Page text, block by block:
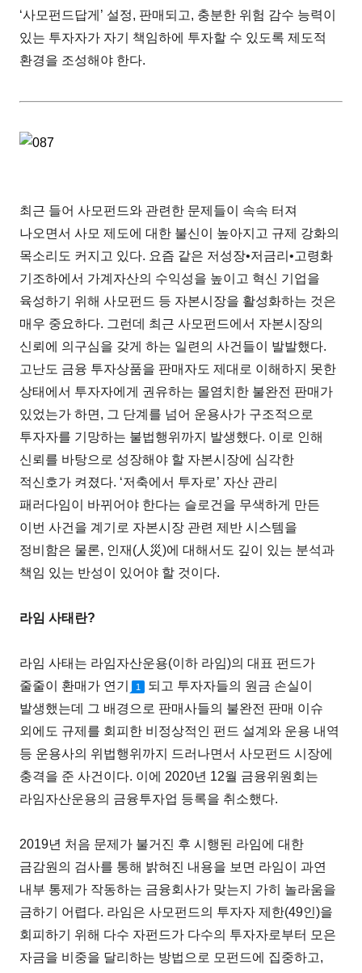
‘사모펀드답게’ 설정, 판매되고, 충분한 위험 감수 능력이
있는 투자자가 자기 책임하에 투자할 수 있도록 제도적
환경을 조성해야 한다.
최근 들어 사모펀드와 관련한 문제들이 속속 터져
나오면서 사모 제도에 대한 불신이 높아지고 규제 강화의
목소리도 커지고 있다. 요즘 같은 저성장•저금리•고령화
기조하에서 가계자산의 수익성을 높이고 혁신 기업을
육성하기 위해 사모펀드 등 자본시장을 활성화하는 것은
매우 중요하다. 그런데 최근 사모펀드에서 자본시장의
신뢰에 의구심을 갖게 하는 일련의 사건들이 발발했다.
고난도 금융 투자상품을 판매자도 제대로 이해하지 못한
상태에서 투자자에게 권유하는 몰염치한 불완전 판매가
있었는가 하면, 그 단계를 넘어 운용사가 구조적으로
투자자를 기망하는 불법행위까지 발생했다. 이로 인해
신뢰를 바탕으로 성장해야 할 자본시장에 심각한
적신호가 켜졌다. ‘저축에서 투자로’ 자산 관리
패러다임이 바뀌어야 한다는 슬로건을 무색하게 만든
이번 사건을 계기로 자본시장 관련 제반 시스템을
정비함은 물론, 인재(人災)에 대해서도 깊이 있는 분석과
책임 있는 반성이 있어야 할 것이다.
라임 사태란?
라임 사태는 라임자산운용(이하 라임)의 대표 펀드가
줄줄이 환매가 연기
1
되고 투자자들의 원금 손실이
발생했는데 그 배경으로 판매사들의 불완전 판매 이슈
외에도 규제를 회피한 비정상적인 펀드 설계와 운용 내역
등 운용사의 위법행위까지 드러나면서 사모펀드 시장에
충격을 준 사건이다. 이에 2020년 12월 금융위원회는
라임자산운용의 금융투자업 등록을 취소했다.
2019년 처음 문제가 불거진 후 시행된 라임에 대한
금감원의 검사를 통해 밝혀진 내용을 보면 라임이 과연
내부 통제가 작동하는 금융회사가 맞는지 가히 놀라움을
금하기 어렵다. 라임은 사모펀드의 투자자 제한(49인)을
회피하기 위해 다수 자펀드가 다수의 투자자로부터 모은
자금을 비중을 달리하는 방법으로 모펀드에 집중하고,